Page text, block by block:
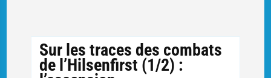
Sur les traces des combats
de l’Hilsenfirst (1/2) :